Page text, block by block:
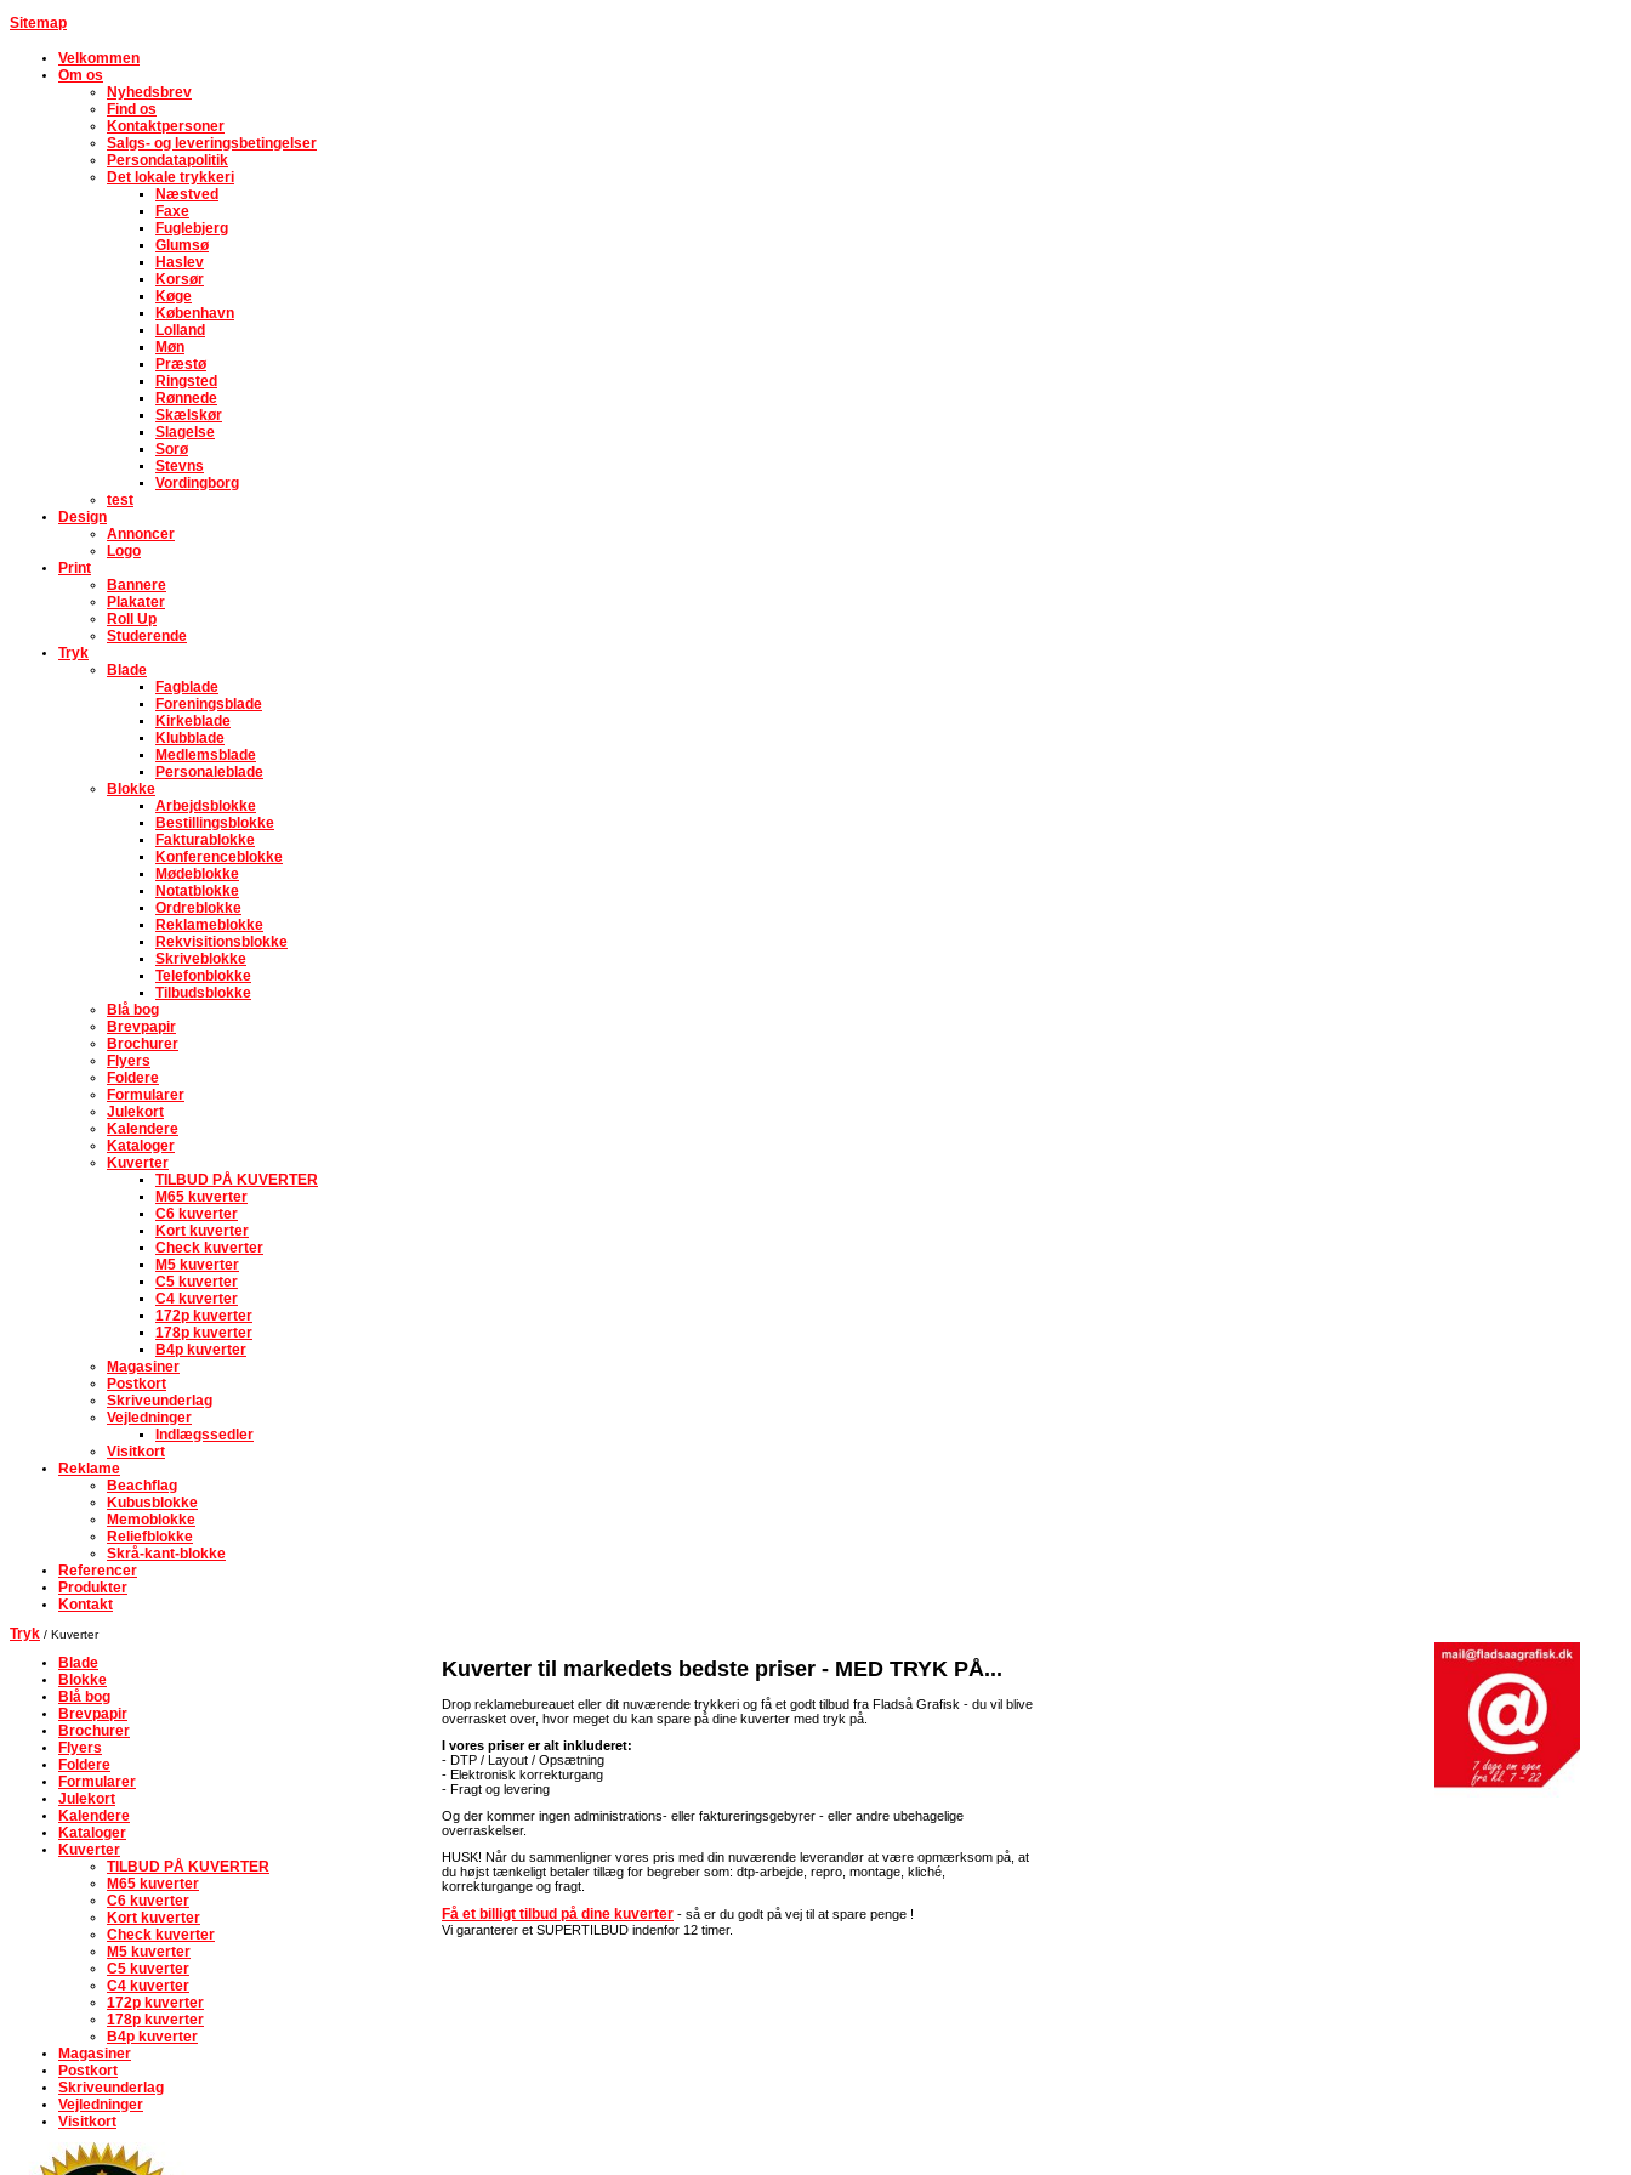
Sitemap
Velkommen
Om os
Nyhedsbrev
Find os
Kontaktpersoner
Salgs- og leveringsbetingelser
Persondatapolitik
Det lokale trykkeri
Næstved
Faxe
Fuglebjerg
Glumsø
Haslev
Korsør
Køge
København
Lolland
Møn
Præstø
Ringsted
Rønnede
Skælskør
Slagelse
Sorø
Stevns
Vordingborg
test
Design
Annoncer
Logo
Print
Bannere
Plakater
Roll Up
Studerende
Tryk
Blade
Fagblade
Foreningsblade
Kirkeblade
Klubblade
Medlemsblade
Personaleblade
Blokke
Arbejdsblokke
Bestillingsblokke
Fakturablokke
Konferenceblokke
Mødeblokke
Notatblokke
Ordreblokke
Reklameblokke
Rekvisitionsblokke
Skriveblokke
Telefonblokke
Tilbudsblokke
Blå bog
Brevpapir
Brochurer
Flyers
Foldere
Formularer
Julekort
Kalendere
Kataloger
Kuverter
TILBUD PÅ KUVERTER
M65 kuverter
C6 kuverter
Kort kuverter
Check kuverter
M5 kuverter
C5 kuverter
C4 kuverter
172p kuverter
178p kuverter
B4p kuverter
Magasiner
Postkort
Skriveunderlag
Vejledninger
Indlægssedler
Visitkort
Reklame
Beachflag
Kubusblokke
Memoblokke
Reliefblokke
Skrå-kant-blokke
Referencer
Produkter
Kontakt
Tryk / Kuverter
Blade
Blokke
Blå bog
Brevpapir
Brochurer
Flyers
Foldere
Formularer
Julekort
Kalendere
Kataloger
Kuverter
TILBUD PÅ KUVERTER
M65 kuverter
C6 kuverter
Kort kuverter
Check kuverter
M5 kuverter
C5 kuverter
C4 kuverter
172p kuverter
178p kuverter
B4p kuverter
Magasiner
Postkort
Skriveunderlag
Vejledninger
Visitkort
Kuverter til markedets bedste priser - MED TRYK PÅ...
Drop reklamebureauet eller dit nuværende trykkeri og få et godt tilbud fra Fladså Grafisk - du vil blive
overrasket over, hvor meget du kan spare på dine kuverter med tryk på.
I vores priser er alt inkluderet:
- DTP / Layout / Opsætning
- Elektronisk korrekturgang
- Fragt og levering
Og der kommer ingen administrations- eller faktureringsgebyrer - eller andre ubehagelige
overraskelser.
HUSK! Når du sammenligner vores pris med din nuværende leverandør at være opmærksom på, at
du højst tænkeligt betaler tillæg for begreber som: dtp-arbejde, repro, montage, kliché,
korrekturgange og fragt.
Få et billigt tilbud på dine kuverter - så er du godt på vej til at spare penge !
Vi garanterer et SUPERTILBUD indenfor 12 timer.